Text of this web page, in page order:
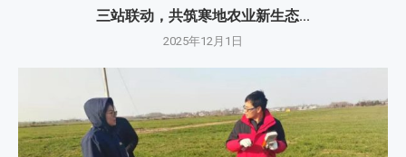
三站联动，共筑寒地农业新生态...
2025年12月1日